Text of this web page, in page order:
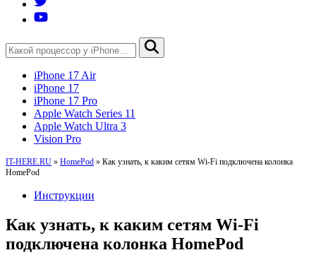
iPhone 17 Air
iPhone 17
iPhone 17 Pro
Apple Watch Series 11
Apple Watch Ultra 3
Vision Pro
IT-HERE.RU » HomePod » Как узнать, к каким сетям Wi-Fi подключена колонка
HomePod
Инструкции
Как узнать, к каким сетям Wi-Fi
подключена колонка HomePod